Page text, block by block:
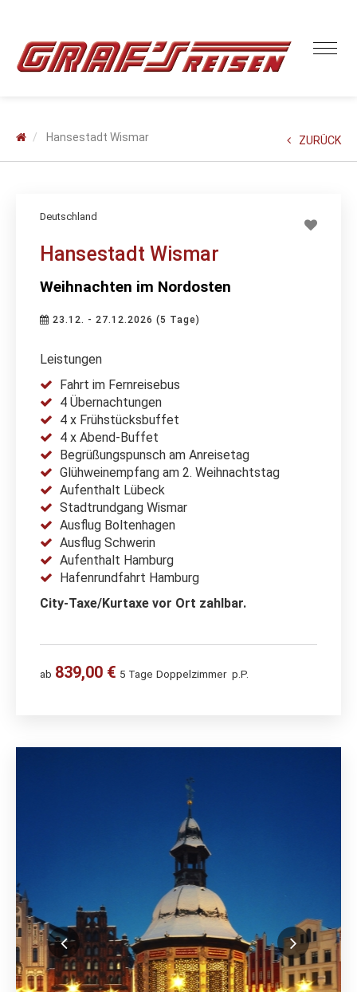
Hansestadt Wismar ZURÜCK
Deutschland
Hansestadt Wismar
Weihnachten im Nordosten
23.12. - 27.12.2026 (5 Tage)
Leistungen
Fahrt im Fernreisebus
4 Übernachtungen
4 x Frühstücksbuffet
4 x Abend-Buffet
Begrüßungspunsch am Anreisetag
Glühweinempfang am 2. Weihnachtstag
Aufenthalt Lübeck
Stadtrundgang Wismar
Ausflug Boltenhagen
Ausflug Schwerin
Aufenthalt Hamburg
Hafenrundfahrt Hamburg
City-Taxe/Kurtaxe vor Ort zahlbar.
ab 839,00 € 5 Tage Doppelzimmer p.P.